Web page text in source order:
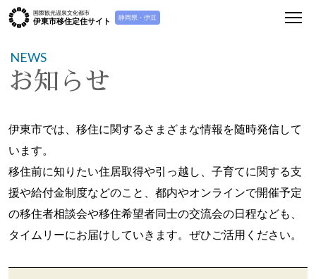
国際観光温泉文化都市
伊東市移住定住サイト 静岡県・伊豆
NEWS
お知らせ
伊東市では、移住に関するさまざまな情報を随時発信して
います。
移住前に知りたい住居取得や引っ越し、子育てに関する支
援や給付金制度などのこと、都内やオンラインで開催予定
の移住者相談会や移住希望者同士の交流会の日程なども、
タイムリーにお届けしていきます。ぜひご活用ください。